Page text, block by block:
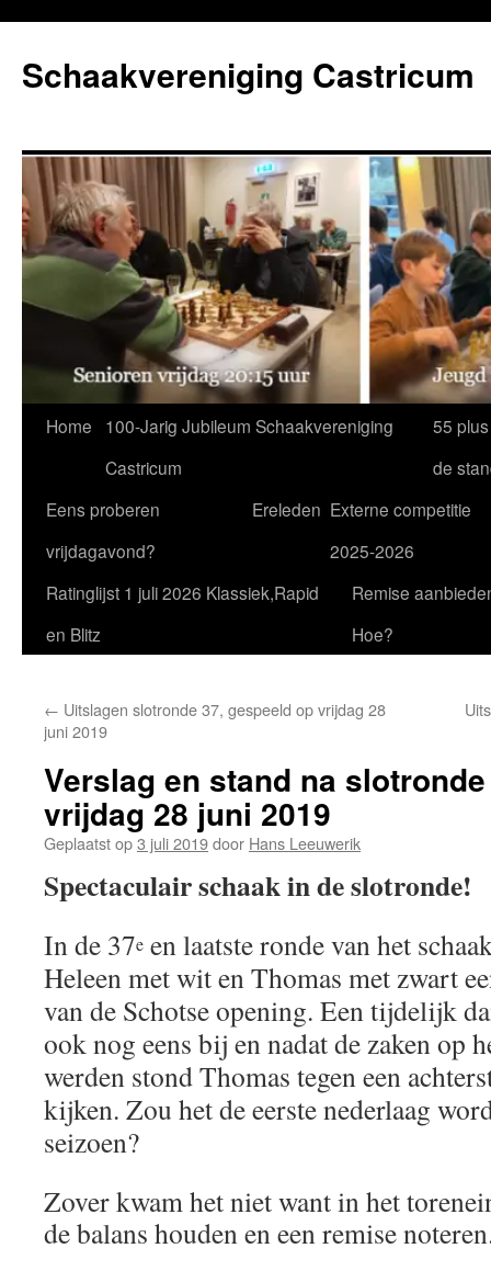
de
inhoud
Schaakvereniging Castricum
Home
100-Jarig Jubileum Schaakvereniging
Castricum
55
de
Eens proberen
vrijdagavond?
Ereleden Externe competitie
2025-2026
Ratinglijst 1 juli 2026 Klassiek,Rapid
en Blitz
Remise
Hoe?
← Uitslagen slotronde 37, gespeeld op vrijdag 28
juni 2019
Verslag en stand na
vrijdag 28 juni 2019
Geplaatst op3 juli 2019door Hans Leeuwerik
Spectaculair schaak in de slotronde!
In de 37e en laatste ronde van het
Heleen met wit en Thomas met zwart
van de Schotse opening. Een tijdelijk
ook nog eens bij en nadat de zaken op
werden stond Thomas tegen een
kijken. Zou het de eerste nederlaag
seizoen?
Zover kwam het niet want in het
de balans houden en een remise